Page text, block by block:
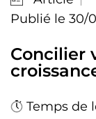
Publié le 30/
Concilier
Temps de